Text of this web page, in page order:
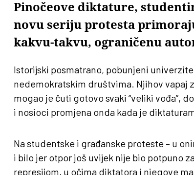
Pinočeove diktature,
novu seriju protesta
kakvu-takvu, ograničenu
Istorijski posmatrano, pobunjeni
nedemokratskim društvima. Njihov vapaj
mogao je čuti gotovo svaki “veliki vođa”,
i nosioci promjena onda kada je
Na studentske i građanske proteste – u
i bilo jer otpor još uvijek nije bio potpuno
represijom, u očima diktatora i njegove